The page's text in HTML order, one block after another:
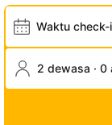
Waktu check-
2 dewasa · 0